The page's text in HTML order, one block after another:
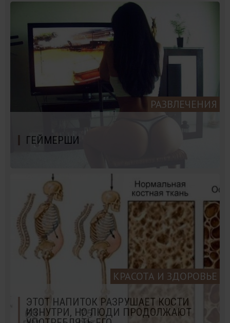
РАЗВЛЕЧЕНИЯ
ГЕЙМЕРШИ
КРАСОТА И ЗДОРОВЬЕ
ЭТОТ НАПИТОК РАЗРУШАЕТ КОСТИ
ИЗНУТРИ, НО ЛЮДИ ПРОДОЛЖАЮТ